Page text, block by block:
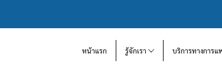
หน้าแรก รู้จักเรา บริการทางการ